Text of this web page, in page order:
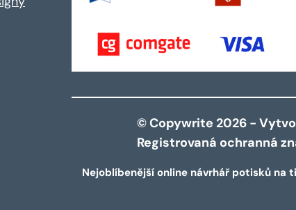
© Copywrite 2026 -
Registrovaná ochranná
Nejoblíbenější online návrhář potisků na